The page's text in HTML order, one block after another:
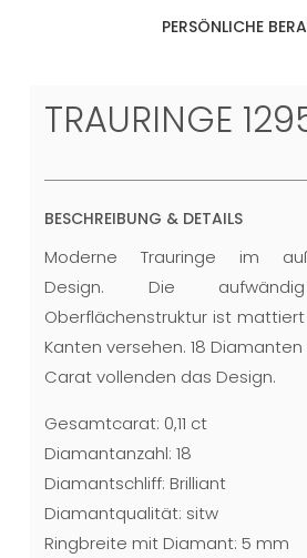
PERSÖNLICHE
TRAURINGE
BESCHREIBUNG & DETAILS
Moderne Trauringe im
Design. Die
Oberflächenstruktur ist
Kanten versehen. 18 Diamanten
Carat vollenden das Design.
Gesamtcarat: 0,11 ct
Diamantanzahl: 18
Diamantschliff: Brilliant
Diamantqualität: sitw
Ringbreite mit Diamant: 5 mm